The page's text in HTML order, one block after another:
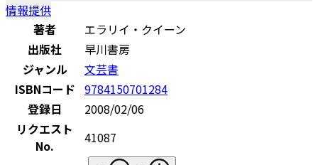
情報提供
著者
エラリイ・クイーン
出版社
早川書房
ジャンル
文芸書
ISBNコード 9784150701284
登録日
2008/02/06
リクエスト
No.
41087